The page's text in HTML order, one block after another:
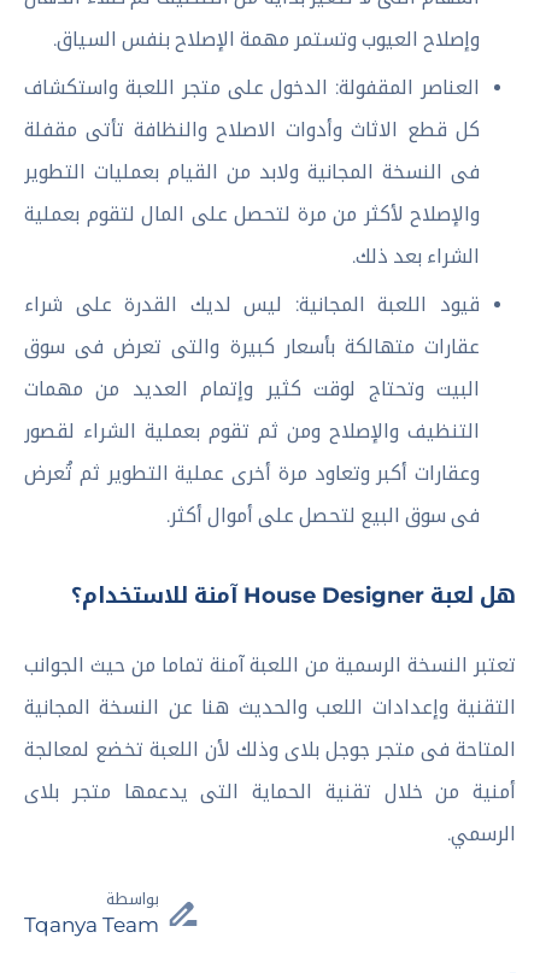
وإصلاح العيوب وتستمر مهمة الإصلاح بنفس السياق.
العناصر المقفولة: الدخول على متجر اللعبة واستكشاف
كل قطع الاثاث وأدوات الاصلاح والنظافة تأتى مقفلة
فى النسخة المجانية ولابد من القيام بعمليات التطوير
والإصلاح لأكثر من مرة لتحصل على المال لتقوم بعملية
الشراء بعد ذلك.
قيود اللعبة المجانية: ليس لديك القدرة على شراء
عقارات متهالكة بأسعار كبيرة والتى تعرض فى سوق
البيت وتحتاج لوقت كثير وإتمام العديد من مهمات
التنظيف والإصلاح ومن ثم تقوم بعملية الشراء لقصور
وعقارات أكبر وتعاود مرة أخرى عملية التطوير ثم تُعرض
فى سوق البيع لتحصل على أموال أكثر.
هل لعبة House Designer آمنة للاستخدام؟
تعتبر النسخة الرسمية من اللعبة آمنة تماما من حيث الجوانب
التقنية وإعدادات اللعب والحديث هنا عن النسخة المجانية
المتاحة فى متجر جوجل بلاى وذلك لأن اللعبة تخضع لمعالجة
أمنية من خلال تقنية الحماية التى يدعمها متجر بلاى
الرسمي.
بواسطة
Tqanya Team